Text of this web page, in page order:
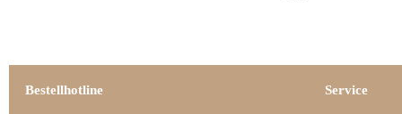
Bestellhotline Service